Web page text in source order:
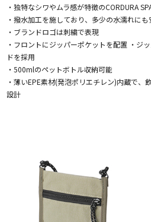
・独特なシワやムラ感が特徴のCORDURA
・撥水加工を施しており、多少の水濡れに
・ブランドロゴは刺繍で表現
・フロントにジッパーポケットを配置 ・ジ
ドを採用
・500mlのペットボトル収納可能
・薄いEPE素材(発泡ポリエチレン)内蔵で、
設計